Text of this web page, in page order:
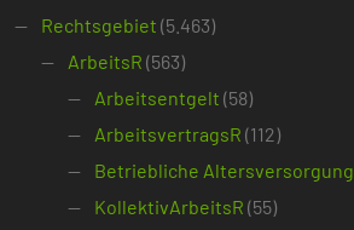
Rechtsgebiet (5.463)
ArbeitsR (563)
Arbeitsentgelt (58)
ArbeitsvertragsR (112)
Betriebliche Altersversorgung
KollektivArbeitsR (55)